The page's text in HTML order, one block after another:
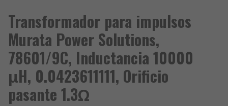
Transformador para impulsos
Murata Power Solutions,
78601/9C, Inductancia 10000
μH, 0.0423611111, Orificio
pasante 1.3Ω